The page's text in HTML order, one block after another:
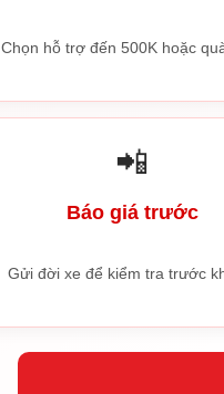
Chọn hỗ trợ đến 500K hoặc
📲
Báo giá trước
Gửi đời xe để kiểm tra trước